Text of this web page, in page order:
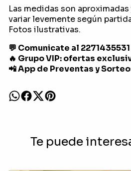
Las medidas son
variar levemente según
Fotos ilustrativas.
💬 Comunicate al 2271435531
🔥 Grupo VIP: ofertas
📲 App de Preventas y
Te puede